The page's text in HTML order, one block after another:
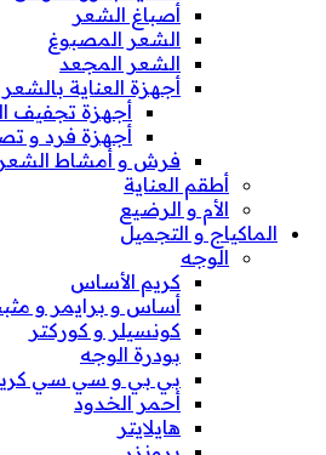
أصباغ الشعر
الشعر المصبوغ
الشعر المجعد
أجهزة العناية بالشعر
أجهزة تجفيف
أجهزة فرد و
فرش و أمشاط الشعر
أطقم العناية
الأم و الرضيع
الماكياج و التجميل
الوجه
كريم الأساس
أساس و برايمر و
كونسيلر و كوركتر
بودرة الوجه
بي بي و سي سي
أحمر الخدود
هايلايتر